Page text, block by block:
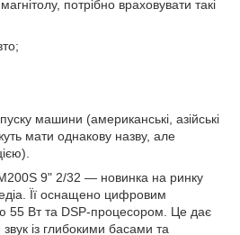
потрібно враховувати такі
машини (американські, азійські
мати однакову назву, але
9" 2/32 — новинка на ринку
Її оснащено цифровим
55 Вт та DSP-процесором. Це дає
із глибокими басами та